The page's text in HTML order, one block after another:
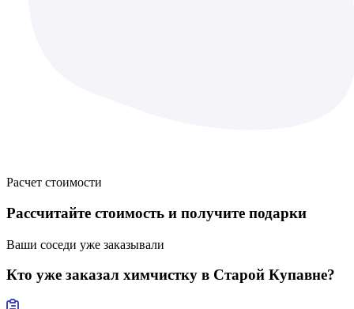
Расчет стоимости
Рассчитайте стоимость и получите подарки
Ваши соседи уже заказывали
Кто уже заказал химчистку в Старой Купавне?